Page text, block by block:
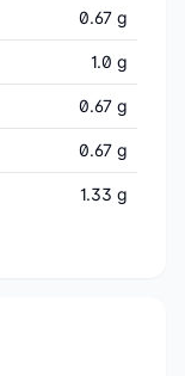
0.67 g
1.0 g
0.67 g
0.67 g
1.33 g